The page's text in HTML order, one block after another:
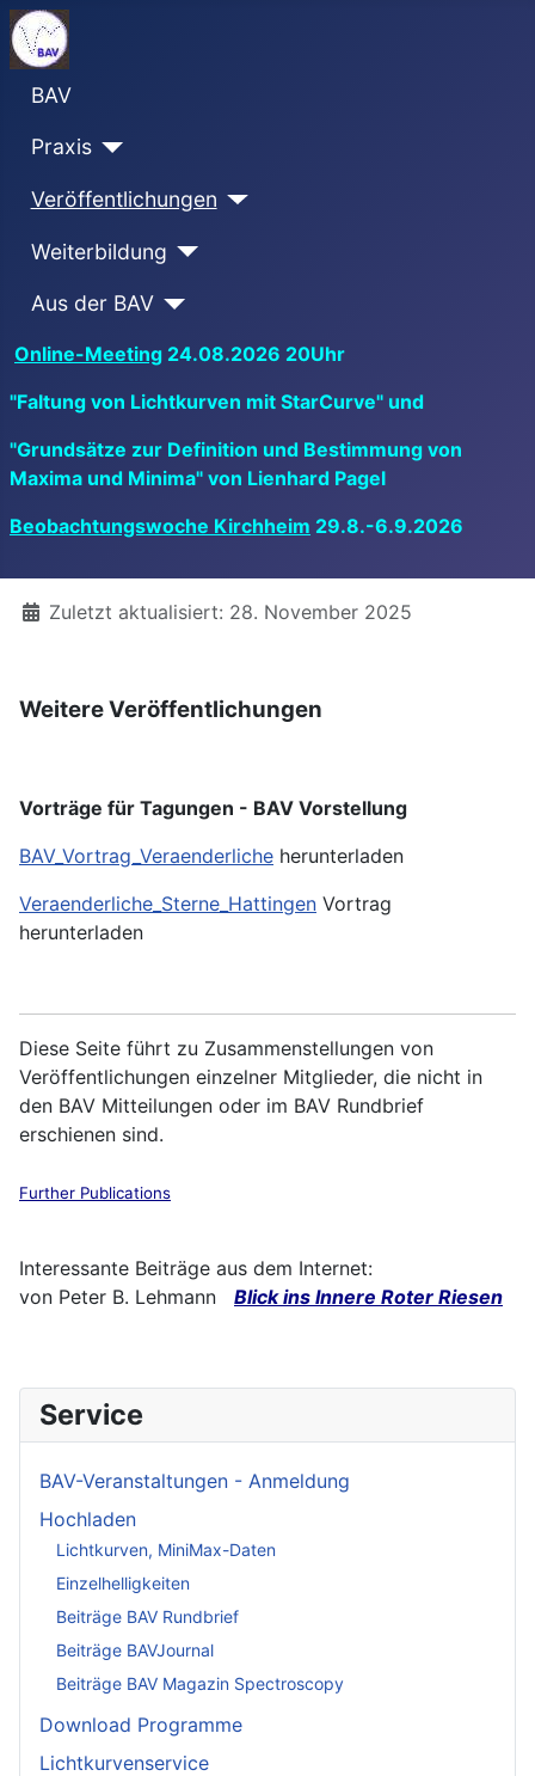
BAV
Praxis
Veröffentlichungen
Weiterbildung
Aus der BAV
Online-Meeting 24.08.2026 20Uhr
"Faltung von Lichtkurven mit StarCurve" und
"Grundsätze zur Definition und Bestimmung von
Maxima und Minima" von Lienhard Pagel
Beobachtungswoche Kirchheim 29.8.-6.9.2026
DetailsZuletzt aktualisiert: 28. November 2025
Weitere Veröffentlichungen
Vorträge für Tagungen - BAV Vorstellung
BAV_Vortrag_Veraenderliche herunterladen
Veraenderliche_Sterne_Hattingen Vortrag
herunterladen
Diese Seite führt zu Zusammenstellungen von
Veröffentlichungen einzelner Mitglieder, die nicht in
den BAV Mitteilungen oder im BAV Rundbrief
erschienen sind.
Further Publications
Interessante Beiträge aus dem Internet:
von Peter B. Lehmann Blick ins Innere Roter Riesen
Service
BAV-Veranstaltungen - Anmeldung
Hochladen
Lichtkurven, MiniMax-Daten
Einzelhelligkeiten
Beiträge BAV Rundbrief
Beiträge BAVJournal
Beiträge BAV Magazin Spectroscopy
Download Programme
Lichtkurvenservice